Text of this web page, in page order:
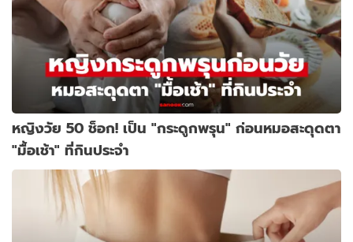
หญิงวัย 50 ช็อก! เป็น "กระดูกพรุน" ก่อนหมอสะดุดตา
"มื้อเช้า" ที่กินประจำ